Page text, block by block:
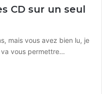
CD sur un seul
mais vous avez bien lu, je
va vous permettre…